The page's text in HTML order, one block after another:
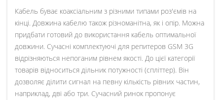
Кабель буває коаксіальним з різними типами роз'ємів на
кінці. Довжина кабелю також різноманітна, як і опір. Можна
придбати готовий до використання кабель оптимальної
довжини. Сучасні комплектуючі для репитеров GSM 3G
відрізняються непоганим рівнем якості. До цієї категорії
товарів відноситься дільник потужності (спліттер). Він
дозволяє ділити сигнал на певну кількість рівних частин,
наприклад, дві або три. Сучасний ринок пропонує